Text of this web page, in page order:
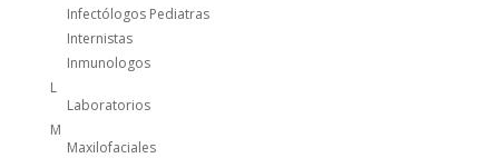
Infectólogos Pediatras
Internistas
Inmunologos
L
Laboratorios
M
Maxilofaciales